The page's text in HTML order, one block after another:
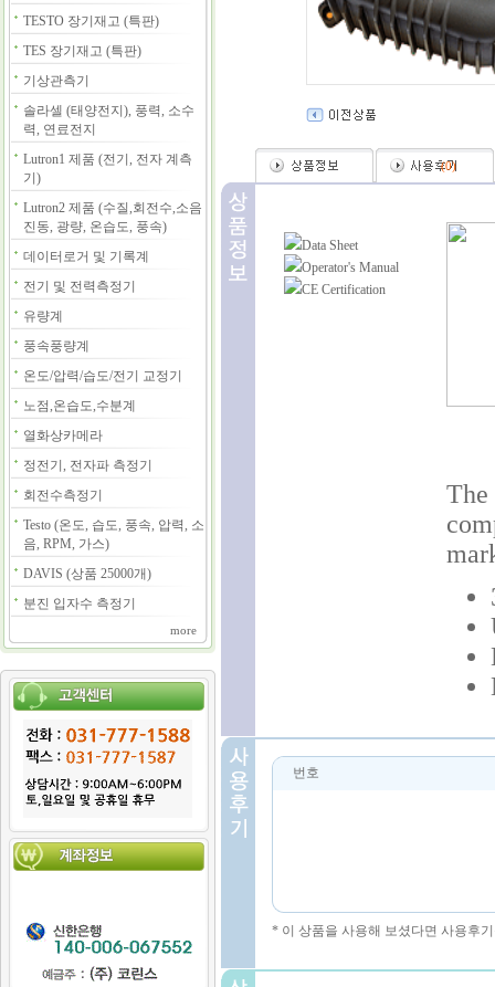
TESTO 장기재고 (특판)
TES 장기재고 (특판)
기상관측기
솔라셀 (태양전지), 풍력, 소수
력, 연료전지
Lutron1 제품 (전기, 전자 계측
기)
Lutron2 제품 (수질,회전수,소음
진동, 광량, 온습도, 풍속)
데이터로거 및 기록계
전기 및 전력측정기
유량계
풍속풍량계
온도/압력/습도/전기 교정기
노점,온습도,수분계
열화상카메라
정전기, 전자파 측정기
회전수측정기
Testo (온도, 습도, 풍속, 압력, 소
음, RPM, 가스)
DAVIS (상품 25000개)
분진 입자수 측정기
more
(0)
Data Sheet
Operator's Manual
CE Certification
The
번호
* 이 상품을 사용해 보셨다면 사용후